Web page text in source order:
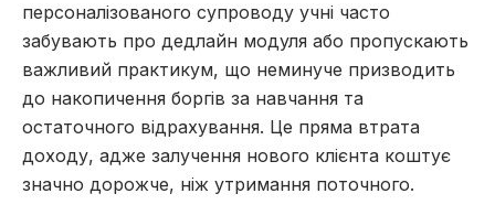
персоналізованого супроводу учні часто
забувають про дедлайн модуля або пропускають
важливий практикум, що неминуче призводить
до накопичення боргів за навчання та
остаточного відрахування. Це пряма втрата
доходу, адже залучення нового клієнта коштує
значно дорожче, ніж утримання поточного.